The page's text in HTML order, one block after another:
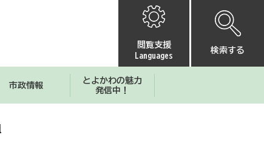
閲覧支援
Languages
検索する
市政情報
とよかわの魅力
発信中！